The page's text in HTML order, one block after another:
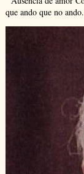
que ando que no